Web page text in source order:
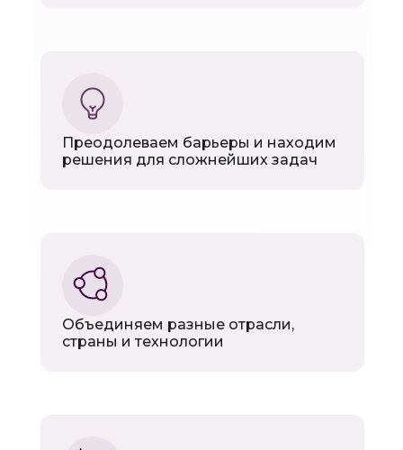
Объединяем разные отрасли,
страны и технологии
Преодолеваем барьеры и находим
решения для сложнейших задач